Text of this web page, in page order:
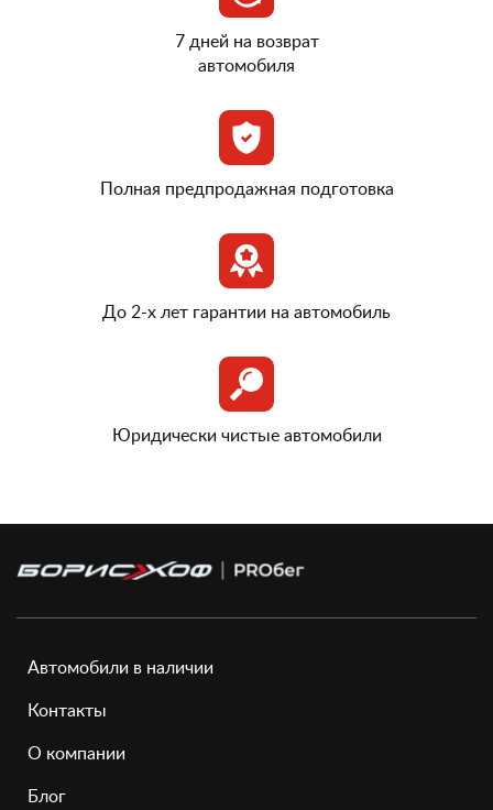
7 дней на возврат
автомобиля
Полная предпродажная подготовка
До 2-х лет гарантии на автомобиль
Юридически чистые автомобили
Автомобили в наличии
Контакты
О компании
Блог